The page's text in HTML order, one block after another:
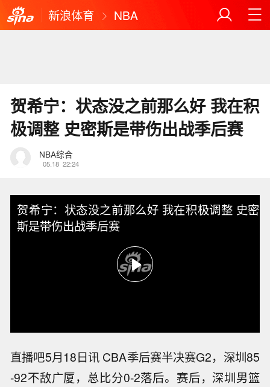
新浪体育 NBA
贺希宁：状态没之前那么好 我在积
极调整 史密斯是带伤出战季后赛
NBA综合
05.18 22:24
贺希宁：状态没之前那么好 我在积极调整 史密
斯是带伤出战季后赛
直播吧5月18日讯 CBA季后赛半决赛G2，深圳85
-92不敌广厦，总比分0-2落后。赛后，深圳男篮